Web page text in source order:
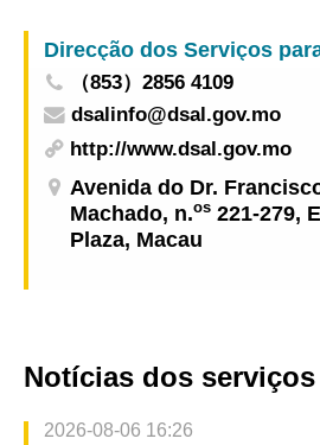
Janeiro de 2024
（853）2856 4109
dsalinfo@dsal.gov.mo
http://www.dsal.gov.mo
Avenida do Dr.
Machado, n.os 221-279,
Plaza, Macau
Notícias dos
2026-08-06 16:26